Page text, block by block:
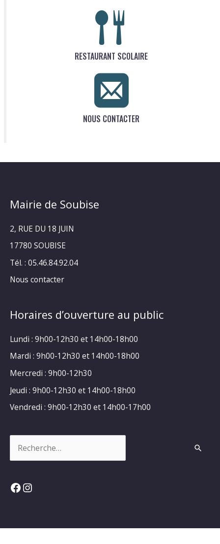
RESTAURANT SCOLAIRE
NOUS CONTACTER
Mairie de Soubise
2, RUE DU 18 JUIN
17780 SOUBISE
Tél. : 05.46.84.92.04
Nous contacter
Horaires d’ouverture au public
Lundi : 9h00-12h30 et 14h00-18h00
Mardi : 9h00-12h30 et 14h00-18h00
Mercredi : 9h00-12h30
Jeudi : 9h00-12h30 et 14h00-18h00
Vendredi : 9h00-12h30 et 14h00-17h00
Facebook
Instagram